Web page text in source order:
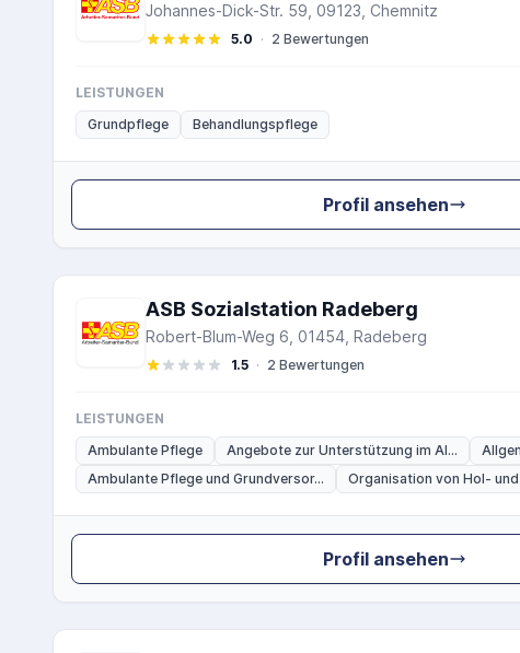
Johannes-Dick-Str. 59, 09123, Chemnitz
5.0 · 2 Bewertungen
LEISTUNGEN
Grundpflege
Behandlungspflege
Profil ansehen
ASB Sozialstation Radeberg
Robert-Blum-Weg 6, 01454, Radeberg
1.5 · 2 Bewertungen
LEISTUNGEN
Ambulante Pflege
Angebote zur Unterstützung im Al...
Ambulante Pflege und Grundversor...
Organisation von Hol- und
Profil ansehen